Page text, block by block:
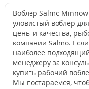
Воблер Salmo Minnow
уловистый воблер
цены и качества,
компании Salmo.
наиболее
менеджеру за
купить рабочий
Мы постараемся,